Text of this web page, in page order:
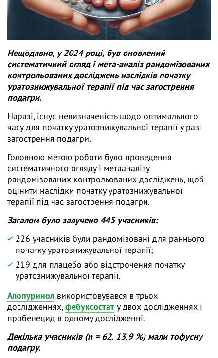
Нещодавно, у 2024 році, був оновлений
систематичний огляд і мета-аналіз рандомізованих
контрольованих досліджень наслідків початку
уратознижувальної терапії під час загострення
подагри.
Наразі, існує невизначеність щодо оптимального
часу для початку уратознижувальної терапії у разі
загострення подагри.
Головною метою роботи було проведення
систематичного огляду і метааналізу
рандомізованих контрольованих досліджень, щоб
оцінити наслідки початку уратознижувальної
терапії під час загострення подагри.
Загалом було залучено 445 учасників:
226 учасників були рандомізовані для раннього
початку уратознижувальної терапії;
219 для плацебо або відстрочення початку
уратознижувальної терапії.
Алопуринол використовувався в трьох
дослідженнях, фебуксостат у двох дослідженнях і
пробенецид в одному дослідженні.
Декілька учасників (n = 62, 13,9 %) мали тофусну
подагру.